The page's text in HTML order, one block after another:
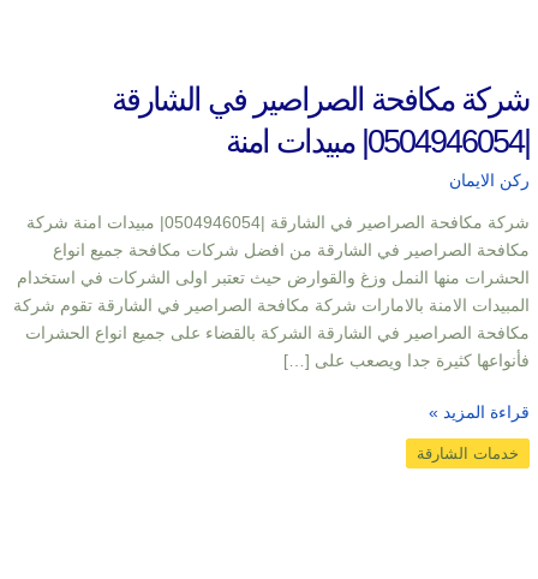
شركة مكافحة الصراصير في الشارقة
|0504946054| مبيدات امنة
ركن الايمان
شركة مكافحة الصراصير في الشارقة |0504946054| مبيدات امنة شركة
مكافحة الصراصير في الشارقة من افضل شركات مكافحة جميع انواع
الحشرات منها النمل وزغ والقوارض حيث تعتبر اولى الشركات في استخدام
المبيدات الامنة بالامارات شركة مكافحة الصراصير في الشارقة تقوم شركة
مكافحة الصراصير في الشارقة الشركة بالقضاء على جميع انواع الحشرات
فأنواعها كثيرة جدا ويصعب على […]
قراءة المزيد »
خدمات الشارقة